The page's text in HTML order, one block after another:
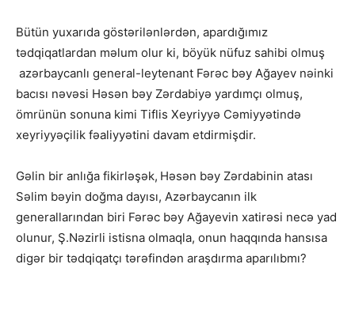
Bütün yuxarıda göstərilənlərdən, apardığımız
tədqiqatlardan məlum olur ki, böyük nüfuz sahibi olmuş
azərbaycanlı general-leytenant Fərəc bəy Ağayev nəinki
bacısı nəvəsi Həsən bəy Zərdabiyə yardımçı olmuş,
ömrünün sonuna kimi Tiflis Xeyriyyə Cəmiyyətində
xeyriyyəçilik fəaliyyətini davam etdirmişdir.
Gəlin bir anlığa fikirləşək, Həsən bəy Zərdabinin atası
Səlim bəyin doğma dayısı, Azərbaycanın ilk
generallarından biri Fərəc bəy Ağayevin xatirəsi necə yad
olunur, Ş.Nəzirli istisna olmaqla, onun haqqında hansısa
digər bir tədqiqatçı tərəfindən araşdırma aparılıbmı?